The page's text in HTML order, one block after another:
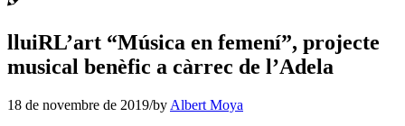
lluiRL’art “Música en femení”, projecte
musical benèfic a càrrec de l’Adela
18 de novembre de 2019/by Albert Moya